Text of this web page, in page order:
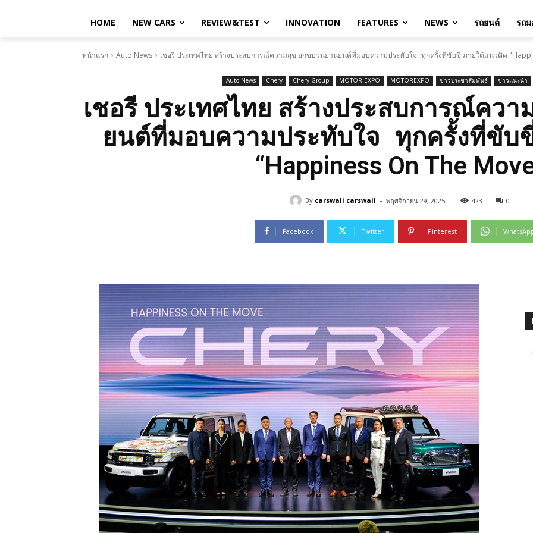
HOME NEW CARS REVIEW&TEST INNOVATION FEATURES NEWS รถยนต์ รถม
หน้าแรก Auto News เชอรี ประเทศไทย สร้างประสบการณ์ความสุข ยกขบวนยานยนต์ที่มอบความประทับใจ ทุกครั้งที่ขับขี่ ภายใต้แนวคิด
Auto News Chery Chery Group MOTOR EXPO MOTOREXPO ข่าวประชาสัมพันธ์ ข่าวแนะนำ
เชอรี ประเทศไทย สร้างประสบการณ์คว
ยนต์ที่มอบความประทับใจ ทุกครั้งที่ขับ
“Happiness On The
By carswaii carswaii - พฤศจิกายน 29, 2025 423 0
Facebook Twitter Pinterest